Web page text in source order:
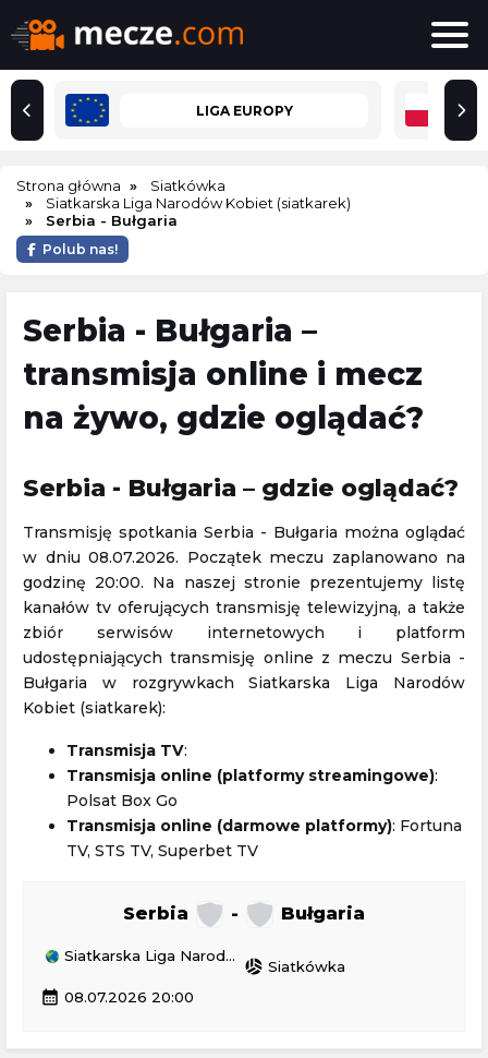
LIGA EUROPY
Strona główna
Siatkówka
Siatkarska Liga Narodów Kobiet (siatkarek)
Serbia - Bułgaria
Polub nas!
Serbia - Bułgaria –
transmisja online i mecz
na żywo, gdzie oglądać?
Serbia - Bułgaria – gdzie oglądać?
Transmisję spotkania Serbia - Bułgaria można oglądać
w dniu 08.07.2026. Początek meczu zaplanowano na
godzinę 20:00. Na naszej stronie prezentujemy listę
kanałów tv oferujących transmisję telewizyjną, a także
zbiór serwisów internetowych i platform
udostępniających transmisję online z meczu Serbia -
Bułgaria w rozgrywkach Siatkarska Liga Narodów
Kobiet (siatkarek):
Transmisja TV:
Transmisja online (platformy streamingowe):
Polsat Box Go
Transmisja online (darmowe platformy): Fortuna
TV, STS TV, Superbet TV
Serbia - Bułgaria
Siatkarska Liga Narodów Kobiet (siatkarek)
sports_volleyball Siatkówka
calendar_month 08.07.2026 20:00